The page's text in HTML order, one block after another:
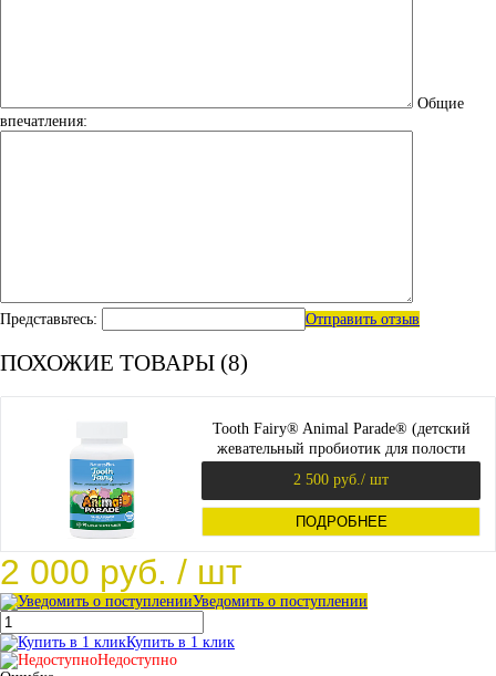
Общие
впечатления:
Представьтесь: Отправить отзыв
ПОХОЖИЕ ТОВАРЫ (8)
Tooth Fairy® Animal Parade® (детский
жевательный пробиотик для полости
2 500 руб./ шт
ПОДРОБНЕЕ
2 000 руб. / шт
Уведомить о поступлении
Купить в 1 клик
Недоступно